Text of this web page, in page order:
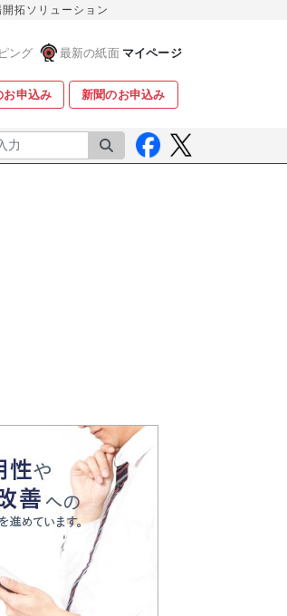
拓ソリューション
ング 最新の紙面 マイページ
お申込み 新聞のお申込み
検索